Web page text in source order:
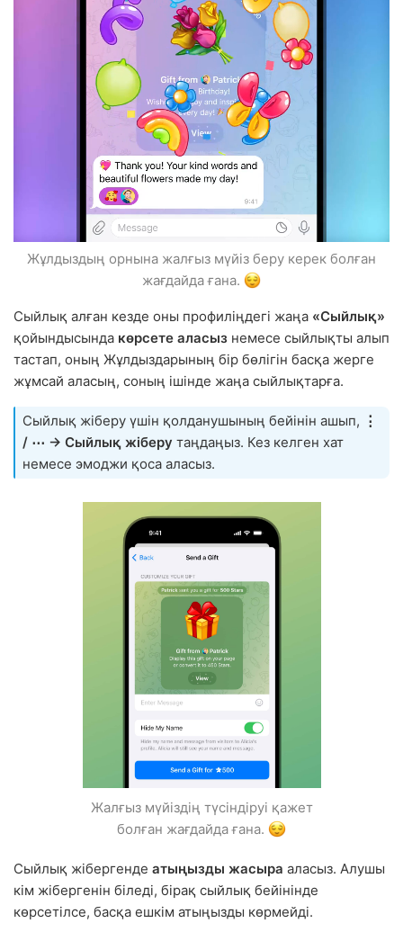
Жұлдыздың орнына жалғыз мүйіз беру керек болған
жағдайда ғана.
Сыйлық алған кезде оны профиліңдегі жаңа «Сыйлық»
қойындысында көрсете аласыз немесе сыйлықты алып
тастап, оның Жұлдыздарының бір бөлігін басқа жерге
жұмсай аласың, соның ішінде жаңа сыйлықтарға.
Сыйлық жіберу үшін қолданушының бейінін ашып, ⋮
/ ⋯ → Сыйлық жіберу таңдаңыз. Кез келген хат
немесе эмоджи қоса аласыз.
Жалғыз мүйіздің түсіндіруі қажет
болған жағдайда ғана.
Сыйлық жібергенде атыңызды жасыра аласыз. Алушы
кім жібергенін біледі, бірақ сыйлық бейінінде
көрсетілсе, басқа ешкім атыңызды көрмейді.